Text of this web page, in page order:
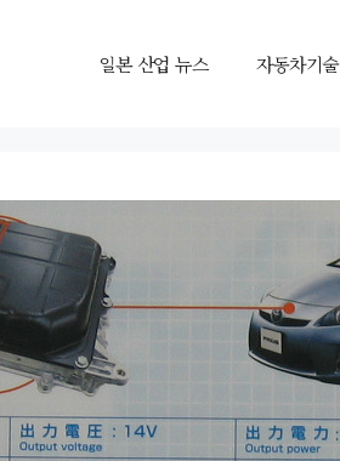
일본 산업 뉴스 자동차기술